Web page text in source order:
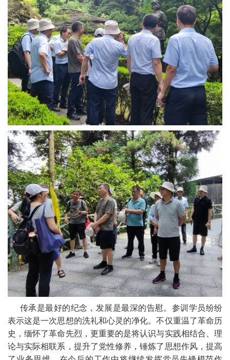
传承是最好的纪念，发展是最深的告慰。参训学员纷纷
表示这是一次思想的洗礼和心灵的净化。不仅重温了革命历
史，缅怀了革命先烈，更重要的是将认识与实践相结合、理
论与实际相联系，提升了党性修养，锤炼了思想作风，提高